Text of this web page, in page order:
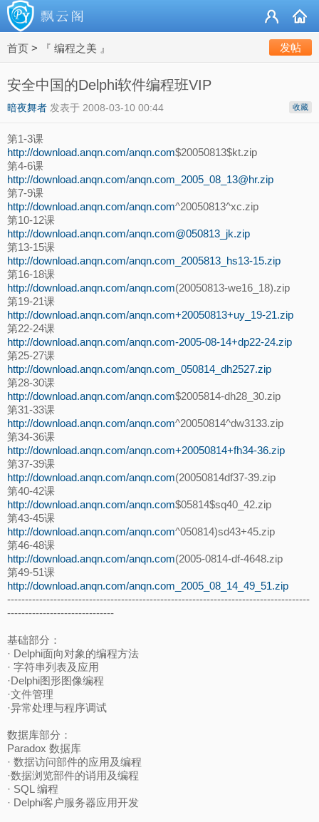
首页 > 『 编程之美 』 发帖
安全中国的Delphi软件编程班VIP
收藏
暗夜舞者 发表于 2008-03-10 00:44
第1-3课
http://download.anqn.com/anqn.com$20050813$kt.zip
第4-6课
http://download.anqn.com/anqn.com_2005_08_13@hr.zip
第7-9课
http://download.anqn.com/anqn.com^20050813^xc.zip
第10-12课
http://download.anqn.com/anqn.com@050813_jk.zip
第13-15课
http://download.anqn.com/anqn.com_2005813_hs13-15.zip
第16-18课
http://download.anqn.com/anqn.com(20050813-we16_18).zip
第19-21课
http://download.anqn.com/anqn.com+20050813+uy_19-21.zip
第22-24课
http://download.anqn.com/anqn.com-2005-08-14+dp22-24.zip
第25-27课
http://download.anqn.com/anqn.com_050814_dh2527.zip
第28-30课
http://download.anqn.com/anqn.com$2005814-dh28_30.zip
第31-33课
http://download.anqn.com/anqn.com^20050814^dw3133.zip
第34-36课
http://download.anqn.com/anqn.com+20050814+fh34-36.zip
第37-39课
http://download.anqn.com/anqn.com(20050814df37-39.zip
第40-42课
http://download.anqn.com/anqn.com$05814$sq40_42.zip
第43-45课
http://download.anqn.com/anqn.com^050814)sd43+45.zip
第46-48课
http://download.anqn.com/anqn.com(2005-0814-df-4648.zip
第49-51课
http://download.anqn.com/anqn.com_2005_08_14_49_51.zip
-------------------------------------------------------------------------------------
------------------------------
基础部分：
· Delphi面向对象的编程方法
· 字符串列表及应用
·Delphi图形图像编程
·文件管理
·异常处理与程序调试
数据库部分：
Paradox 数据库
· 数据访问部件的应用及编程
·数据浏览部件的诮用及编程
· SQL 编程
· Delphi客户服务器应用开发